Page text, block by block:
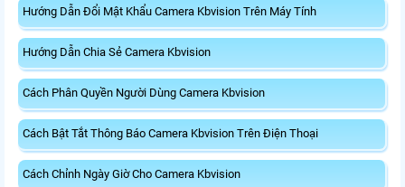
Hướng Dẫn Đổi Mật Khẩu Camera Kbvision Trên Máy Tính
Hướng Dẫn Chia Sẻ Camera Kbvision
Cách Phân Quyền Người Dùng Camera Kbvision
Cách Bật Tắt Thông Báo Camera Kbvision Trên Điện Thoại
Cách Chỉnh Ngày Giờ Cho Camera Kbvision